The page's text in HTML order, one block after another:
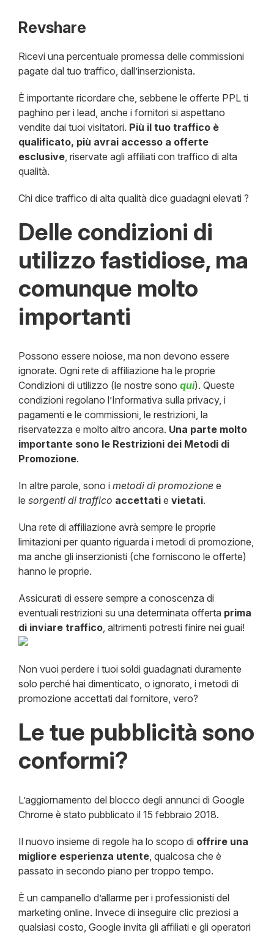
Revshare
Ricevi una percentuale promessa delle commissioni
pagate dal tuo traffico, dall’inserzionista.
È importante ricordare che, sebbene le offerte PPL ti
paghino per i lead, anche i fornitori si aspettano
vendite dai tuoi visitatori. Più il tuo traffico è
qualificato, più avrai accesso a offerte
esclusive, riservate agli affiliati con traffico di alta
qualità.
Chi dice traffico di alta qualità dice guadagni elevati ?
Delle condizioni di
utilizzo fastidiose, ma
comunque molto
importanti
Possono essere noiose, ma non devono essere
ignorate. Ogni rete di affiliazione ha le proprie
Condizioni di utilizzo (le nostre sono qui). Queste
condizioni regolano l’Informativa sulla privacy, i
pagamenti e le commissioni, le restrizioni, la
riservatezza e molto altro ancora. Una parte molto
importante sono le Restrizioni dei Metodi di
Promozione.
In altre parole, sono i metodi di promozione e
le sorgenti di traffico accettati e vietati.
Una rete di affiliazione avrà sempre le proprie
limitazioni per quanto riguarda i metodi di promozione,
ma anche gli inserzionisti (che forniscono le offerte)
hanno le proprie.
Assicurati di essere sempre a conoscenza di
eventuali restrizioni su una determinata offerta prima
di inviare traffico, altrimenti potresti finire nei guai!
Non vuoi perdere i tuoi soldi guadagnati duramente
solo perché hai dimenticato, o ignorato, i metodi di
promozione accettati dal fornitore, vero?
Le tue pubblicità sono
conformi?
L’aggiornamento del blocco degli annunci di Google
Chrome è stato pubblicato il 15 febbraio 2018.
Il nuovo insieme di regole ha lo scopo di offrire una
migliore esperienza utente, qualcosa che è
passato in secondo piano per troppo tempo.
È un campanello d’allarme per i professionisti del
marketing online. Invece di inseguire clic preziosi a
qualsiasi costo, Google invita gli affiliati e gli operatori